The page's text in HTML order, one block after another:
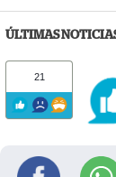
ÚLTIMAS
21